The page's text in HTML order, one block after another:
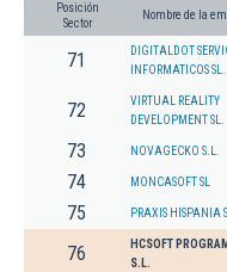
Posición
Sector
Nombre de la
71
DIGITALDOT
INFORMATICOS SL.
72
VIRTUAL REALITY
DEVELOPMENT SL.
73 NOVAGECKO S.L.
74 MONCASOFT SL
75 PRAXIS HISPANIA
76
HCSOFT
S.L.